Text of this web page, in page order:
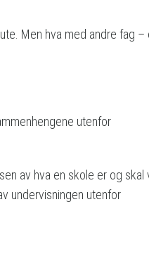
Men hva med andre fag –
utenfor
av hva en skole er og
undervisningen utenfor